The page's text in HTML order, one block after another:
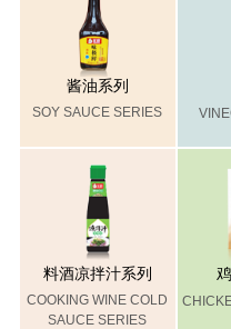
酱油系列
SOY SAUCE SERIES
料酒凉拌汁系列
COOKING WINE COLD
SAUCE SERIES